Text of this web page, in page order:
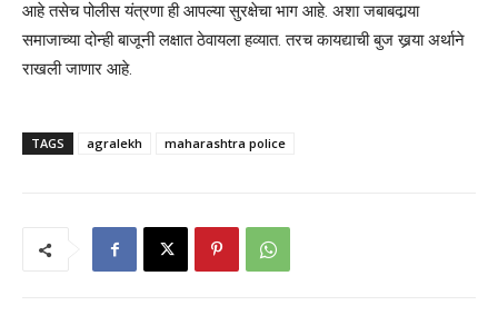
आहे तसेच पोलीस यंत्रणा ही आपल्या सुरक्षेचा भाग आहे. अशा जबाबदार्‍या
समाजाच्या दोन्ही बाजूनी लक्षात ठेवायला हव्यात. तरच कायद्याची बुज खर्‍या अर्थाने
राखली जाणार आहे.
TAGS agralekh maharashtra police